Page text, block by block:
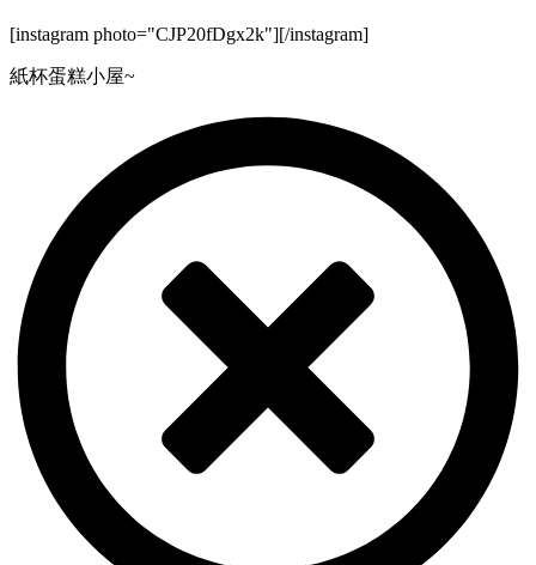
[instagram photo="CJP20fDgx2k"][/instagram]
紙杯蛋糕小屋~